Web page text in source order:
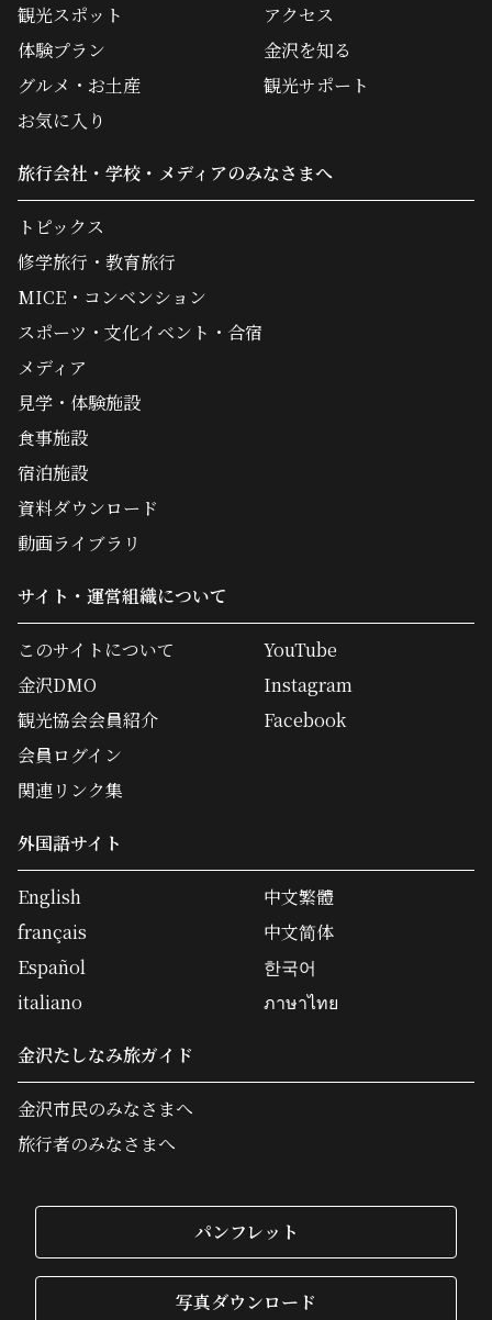
観光スポット
体験プラン
グルメ・お土産
アクセス
金沢を知る
観光サポート
お気に入り
旅行会社・学校・メディアのみなさまへ
トピックス
修学旅行・教育旅行
MICE・コンベンション
スポーツ・文化イベント・合宿
メディア
見学・体験施設
食事施設
宿泊施設
資料ダウンロード
動画ライブラリ
サイト・運営組織について
このサイトについて
金沢DMO
観光協会会員紹介
会員ログイン
関連リンク集
YouTube
Instagram
Facebook
外国語サイト
English
français
Español
italiano
中文繁體
中文简体
한국어
ภาษาไทย
金沢たしなみ旅ガイド
金沢市民のみなさまへ
旅行者のみなさまへ
パンフレット
写真ダウンロード